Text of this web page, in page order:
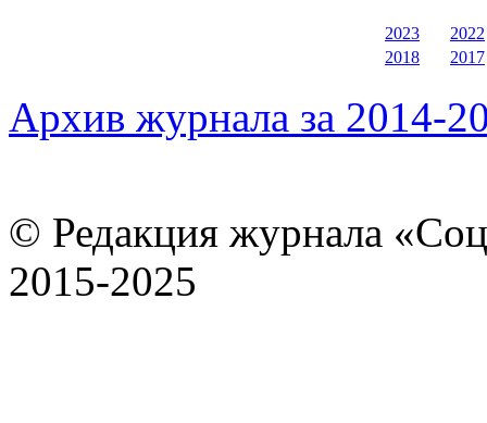
2023
2022
2018
2017
Архив журнала за 2014-
© Редакция журнала
2015-2025